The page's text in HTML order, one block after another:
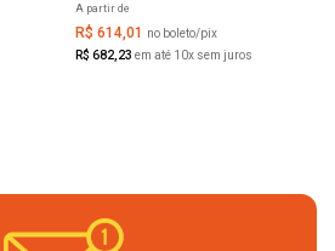
A partir de
R$ 614,01
no boleto/pix
R$ 682,23 em até 10x sem juros